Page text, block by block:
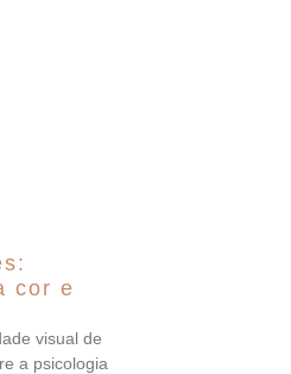
cor e
visual de
a psicologia